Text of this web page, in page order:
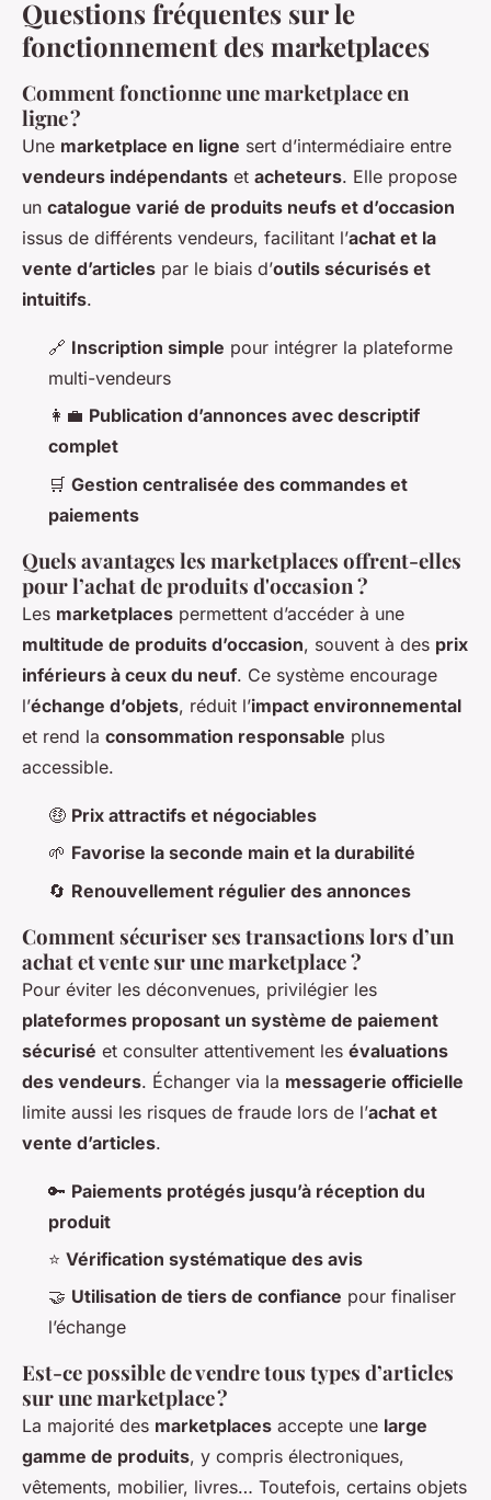
Questions fréquentes sur le
fonctionnement des marketplaces
Comment fonctionne une marketplace en
ligne ?
Une marketplace en ligne sert d’intermédiaire entre
vendeurs indépendants et acheteurs. Elle propose
un catalogue varié de produits neufs et d’occasion
issus de différents vendeurs, facilitant l’achat et la
vente d’articles par le biais d’outils sécurisés et
intuitifs.
🔗 Inscription simple pour intégrer la plateforme
multi-vendeurs
👩‍💼 Publication d’annonces avec descriptif
complet
🛒 Gestion centralisée des commandes et
paiements
Quels avantages les marketplaces offrent-elles
pour l’achat de produits d'occasion ?
Les marketplaces permettent d’accéder à une
multitude de produits d’occasion, souvent à des prix
inférieurs à ceux du neuf. Ce système encourage
l’échange d’objets, réduit l’impact environnemental
et rend la consommation responsable plus
accessible.
🤑 Prix attractifs et négociables
🌱 Favorise la seconde main et la durabilité
🔄 Renouvellement régulier des annonces
Comment sécuriser ses transactions lors d’un
achat et vente sur une marketplace ?
Pour éviter les déconvenues, privilégier les
plateformes proposant un système de paiement
sécurisé et consulter attentivement les évaluations
des vendeurs. Échanger via la messagerie officielle
limite aussi les risques de fraude lors de l’achat et
vente d’articles.
🔑 Paiements protégés jusqu’à réception du
produit
⭐ Vérification systématique des avis
🤝 Utilisation de tiers de confiance pour finaliser
l’échange
Est-ce possible de vendre tous types d’articles
sur une marketplace ?
La majorité des marketplaces accepte une large
gamme de produits, y compris électroniques,
vêtements, mobilier, livres… Toutefois, certains objets